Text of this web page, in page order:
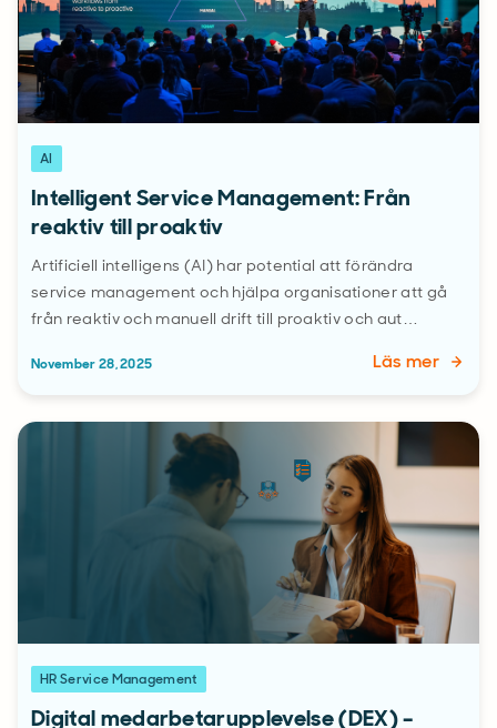
AI
Intelligent Service Management: Från
reaktiv till proaktiv
Artificiell intelligens (AI) har potential att förändra
service management och hjälpa organisationer att gå
från reaktiv och manuell drift till proaktiv och aut…
November 28, 2025 Läs mer
HR Service Management
Digital medarbetarupplevelse (DEX) –